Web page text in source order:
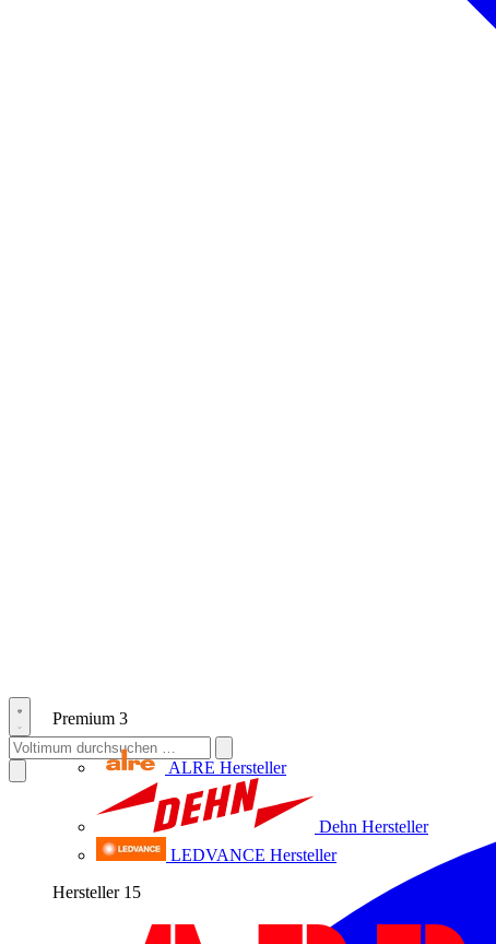
Premium 3
ALRE Hersteller
Dehn Hersteller
LEDVANCE Hersteller
Hersteller 15